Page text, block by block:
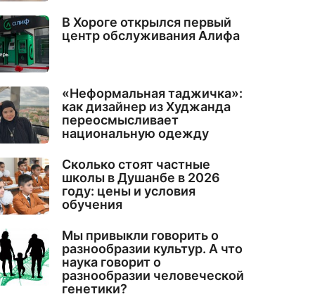
В Хороге открылся первый
центр обслуживания Алифа
«Неформальная таджичка»:
как дизайнер из Худжанда
переосмысливает
национальную одежду
Сколько стоят частные
школы в Душанбе в 2026
году: цены и условия
обучения
Мы привыкли говорить о
разнообразии культур. А что
наука говорит о
разнообразии человеческой
генетики?